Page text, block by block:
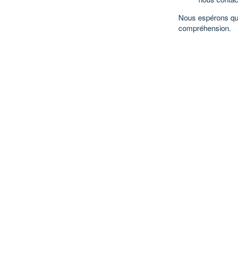
Nous espérons
compréhension.